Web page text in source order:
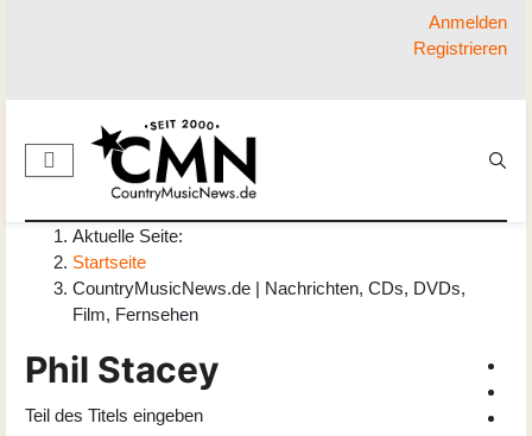
Anmelden
Registrieren
Aktuelle Seite:
Startseite
CountryMusicNews.de | Nachrichten, CDs, DVDs,
Film, Fernsehen
Phil Stacey
Teil des Titels eingeben